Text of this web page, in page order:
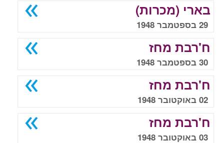
בארי (מכרות)
29 בספטמבר 1948
ח'רבת מחז
30 בספטמבר 1948
ח'רבת מחז
02 באוקטובר 1948
ח'רבת מחז
03 באוקטובר 1948